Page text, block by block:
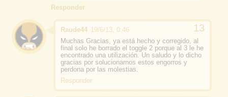
Responder
Raude44 19/6/13, 0:46
Muchas Gracias, ya está hecho y corregido, al
final solo he borrado el toggle 2 porque al 3 le he
encontrado una utilización. Un saludo y lo dicho
gracias por solucionarnos estos engorros y
perdona por las molestias.
Responder